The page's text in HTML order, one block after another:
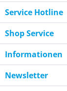
Service Hotline
Shop Service
Informationen
Newsletter